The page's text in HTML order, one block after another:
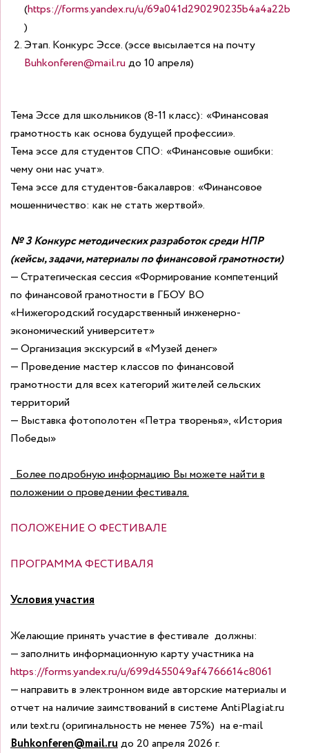
(https://forms.yandex.ru/u/69a041d290290235b4a4a22b
)
Этап. Конкурс Эссе. (эссе высылается на почту
Buhkonferen@mail.ru до 10 апреля)
Тема Эссе для школьников (8-11 класс): «Финансовая
грамотность как основа будущей профессии».
Тема эссе для студентов СПО: «Финансовые ошибки:
чему они нас учат».
Тема эссе для студентов-бакалавров: «Финансовое
мошенничество: как не стать жертвой».
№ 3 Конкурс методических разработок среди НПР
(кейсы, задачи, материалы по финансовой грамотности)
— Стратегическая сессия «Формирование компетенций
по финансовой грамотности в ГБОУ ВО
«Нижегородский государственный инженерно-
экономический университет»
— Организация экскурсий в «Музей денег»
— Проведение мастер классов по финансовой
грамотности для всех категорий жителей сельских
территорий
— Выставка фотополотен «Петра творенья», «История
Победы»
Более подробную информацию Вы можете найти в
положении о проведении фестиваля.
ПОЛОЖЕНИЕ О ФЕСТИВАЛЕ
ПРОГРАММА ФЕСТИВАЛЯ
Условия участия
Желающие принять участие в фестивале должны:
— заполнить информационную карту участника на
https://forms.yandex.ru/u/699d455049af4766614c8061
— направить в электронном виде авторские материалы и
отчет на наличие заимствований в системе AntiPlagiat.ru
или tеxt.ru (оригинальность не менее 75%) на e-mail
Buhkonferen@mail.ruдо 20 апреля 2026 г.